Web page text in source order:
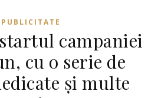
PUBLICITATE
campaniei
cu o serie de
și multe